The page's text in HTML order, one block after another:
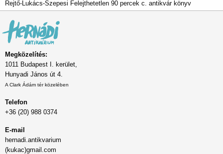
Rejtő-Lukács-Szepesi Felejthetetlen 90 percek c. antikvár könyv
Megközelítés:
1011 Budapest I. kerület,
Hunyadi János út 4.
A Clark Ádám tér közelében
Telefon
+36 (20) 988 0374
E-mail
hernadi.antikvarium
(kukac)gmail.com